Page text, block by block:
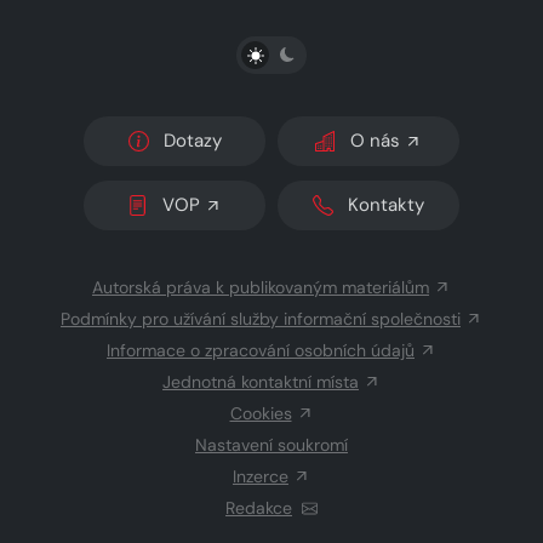
PŘEPNOUT SVĚTLÝ/TMAVÝ REŽIM
Dotazy O nás
VOP Kontakty
Autorská práva k publikovaným materiálům
Podmínky pro užívání služby informační společnosti
Informace o zpracování osobních údajů
Jednotná kontaktní místa
Cookies
Nastavení soukromí
Inzerce
Redakce